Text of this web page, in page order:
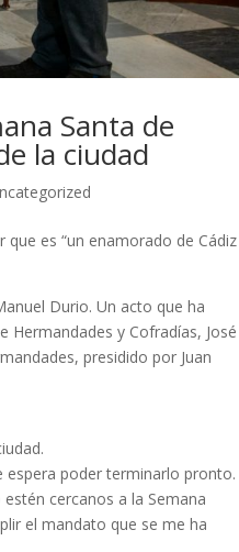
Santa de
la ciudad
es “un enamorado de Cádiz
Durio. Un acto que ha
y Cofradías, José
presidido por Juan
espera poder terminarlo pronto.
cercanos a la Semana
el mandato que se me ha